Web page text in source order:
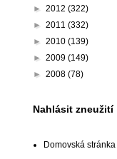
► 2012 (322)
► 2011 (332)
► 2010 (139)
► 2009 (149)
► 2008 (78)
Nahlásit zneužití
Domovská stránka